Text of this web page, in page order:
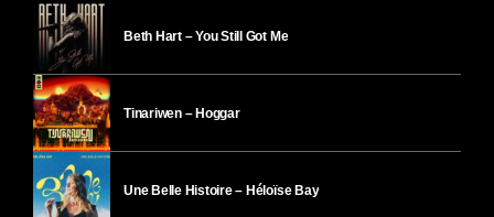
Beth Hart – You Still Got Me
Tinariwen – Hoggar
Une Belle Histoire – Héloïse Bay